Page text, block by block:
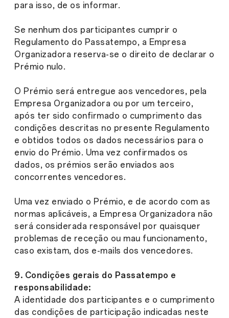
para isso, de os informar.
Se nenhum dos participantes cumprir o
Regulamento do Passatempo, a Empresa
Organizadora reserva-se o direito de declarar o
Prémio nulo.
O Prémio será entregue aos vencedores, pela
Empresa Organizadora ou por um terceiro,
após ter sido confirmado o cumprimento das
condições descritas no presente Regulamento
e obtidos todos os dados necessários para o
envio do Prémio. Uma vez confirmados os
dados, os prémios serão enviados aos
concorrentes vencedores.
Uma vez enviado o Prémio, e de acordo com as
normas aplicáveis, a Empresa Organizadora não
será considerada responsável por quaisquer
problemas de receção ou mau funcionamento,
caso existam, dos e-mails dos vencedores.
9. Condições gerais do Passatempo e
responsabilidade:
A identidade dos participantes e o cumprimento
das condições de participação indicadas neste